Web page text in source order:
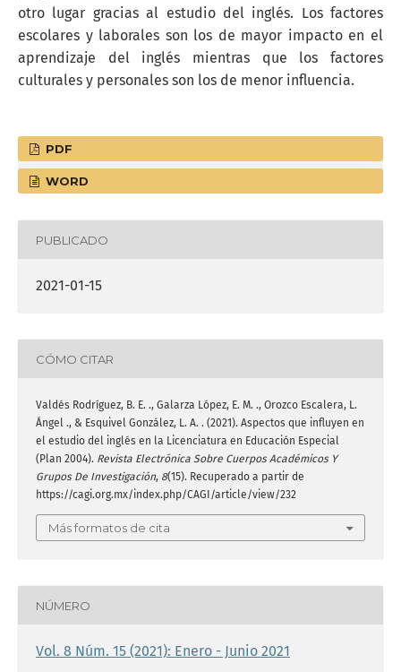
otro lugar gracias al estudio del inglés. Los factores
escolares y laborales son los de mayor impacto en el
aprendizaje del inglés mientras que los factores
culturales y personales son los de menor influencia.
PDF
WORD
PUBLICADO
2021-01-15
CÓMO CITAR
Valdés Rodríguez, B. E. ., Galarza López, E. M. ., Orozco Escalera, L.
Ángel ., & Esquivel González, L. A. . (2021). Aspectos que influyen en
el estudio del inglés en la Licenciatura en Educación Especial
(Plan 2004). Revista Electrónica Sobre Cuerpos Académicos Y
Grupos De Investigación, 8(15). Recuperado a partir de
https://cagi.org.mx/index.php/CAGI/article/view/232
Más formatos de cita
NÚMERO
Vol. 8 Núm. 15 (2021): Enero - Junio 2021